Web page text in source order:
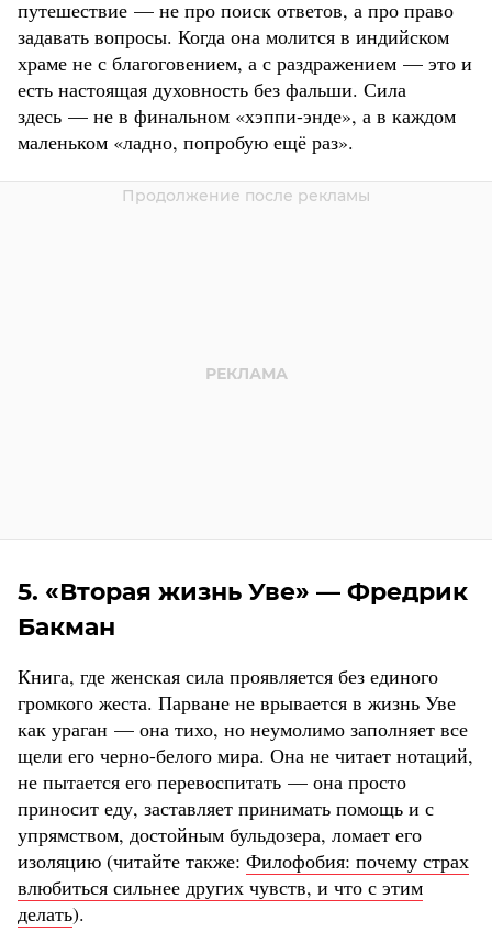
путешествие — не про поиск ответов, а про право
задавать вопросы. Когда она молится в индийском
храме не с благоговением, а с раздражением — это и
есть настоящая духовность без фальши. Сила
здесь — не в финальном «хэппи-энде», а в каждом
маленьком «ладно, попробую ещё раз».
5. «Вторая жизнь Уве» — Фредрик
Бакман
Книга, где женская сила проявляется без единого
громкого жеста. Парване не врывается в жизнь Уве
как ураган — она тихо, но неумолимо заполняет все
щели его черно-белого мира. Она не читает нотаций,
не пытается его перевоспитать — она просто
приносит еду, заставляет принимать помощь и с
упрямством, достойным бульдозера, ломает его
изоляцию (читайте также: Филофобия: почему страх
влюбиться сильнее других чувств, и что с этим
делать).